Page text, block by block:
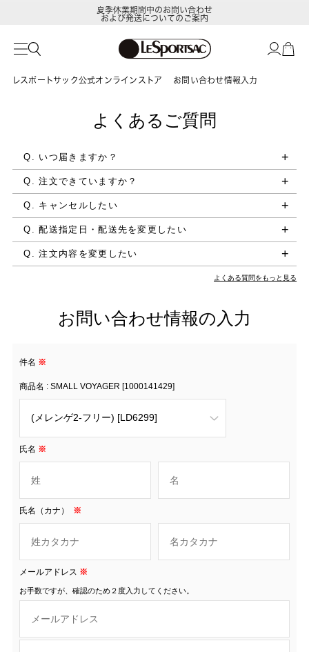
夏季休業期間中のお問い合わせ
および発送についてのご案内
レスポートサック公式オンラインストア お問い合わせ情報入力
よくあるご質問
Q. いつ届きますか？
Q. 注文できていますか？
Q. キャンセルしたい
Q. 配送指定日・配送先を変更したい
Q. 注文内容を変更したい
よくある質問をもっと見る
お問い合わせ情報の入力
件名 ※
商品名 : SMALL VOYAGER [1000141429]
氏名 ※
氏名（カナ） ※
メールアドレス ※
お手数ですが、確認のため２度入力してください。